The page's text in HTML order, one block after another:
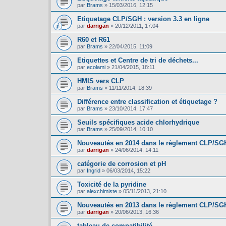
par Brams » 15/03/2016, 12:15
Etiquetage CLP/SGH : version 3.3 en ligne
par darrigan » 20/12/2011, 17:04
R60 et R61
par Brams » 22/04/2015, 11:09
Etiquettes et Centre de tri de déchets...
par ecolami » 21/04/2015, 18:11
HMIS vers CLP
par Brams » 11/11/2014, 18:39
Différence entre classification et étiquetage ?
par Brams » 23/10/2014, 17:47
Seuils spécifiques acide chlorhydrique
par Brams » 25/09/2014, 10:10
Nouveautés en 2014 dans le règlement CLP/
par darrigan » 24/06/2014, 14:11
catégorie de corrosion et pH
par Ingrid » 06/03/2014, 15:22
Toxicité de la pyridine
par alexchimiste » 05/11/2013, 21:10
Nouveautés en 2013 dans le règlement CLP/
par darrigan » 20/06/2013, 16:36